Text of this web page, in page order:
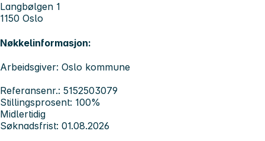
Langbølgen 1
1150 Oslo
Nøkkelinformasjon:
Arbeidsgiver: Oslo kommune
Referansenr.: 5152503079
Stillingsprosent: 100%
Midlertidig
Søknadsfrist: 01.08.2026